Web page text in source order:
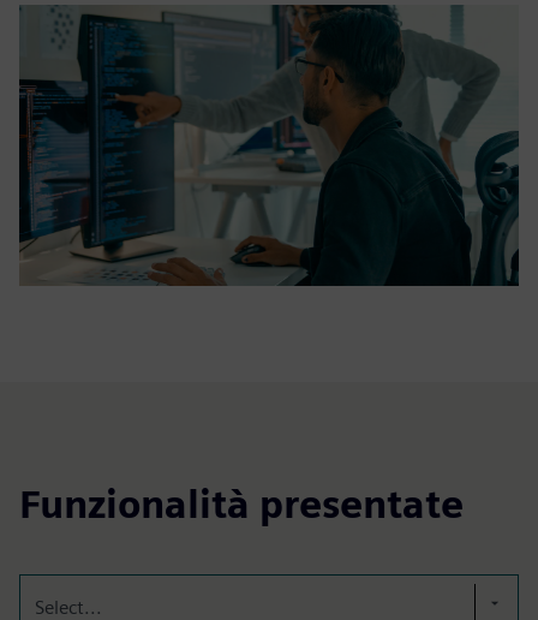
Funzionalità presentate
Select...